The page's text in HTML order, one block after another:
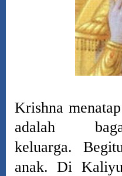
Krishna
adalah
keluarga.
anak. Di